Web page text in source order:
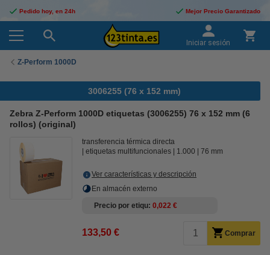
Pedido hoy, en 24h Mejor Precio Garantizado
Iniciar sesión
Z-Perform 1000D
3006255 (76 x 152 mm)
Zebra Z-Perform 1000D etiquetas (3006255) 76 x 152 mm (6
rollos) (original)
transferencia térmica directa
etiquetas multifuncionales
1.000 76 mm
Ver características y descripción
En almacén externo
Precio por etiqu 0,022 €
133,50 € Comprar